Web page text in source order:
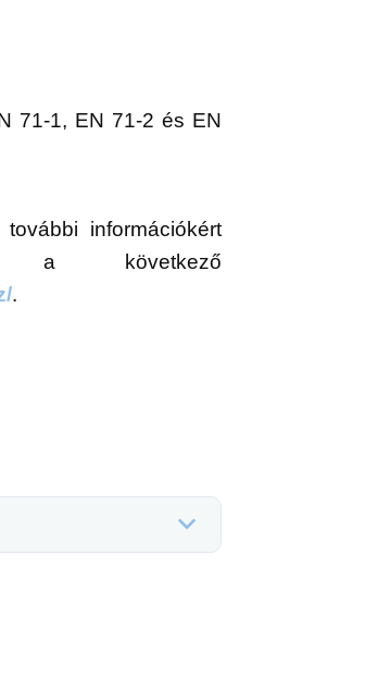
71-1, EN 71-2 és EN
információkért
a következő
.